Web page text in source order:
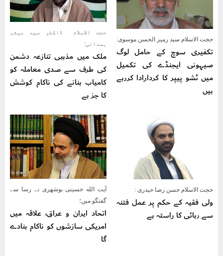
حجت الاسلام سید رمیز الحسن موسوی:
تکفیری سوچ کے حامل لوگ
صیہونی ایجنڈے کی تکمیل
میں ٹشو پیپر کا کردارادا کررہے
ہیں
حجت الاسلام ڈاکٹر سید میثم
ہمدانی:
ملک میں مذہبی تنازعہ دشمن
کی طرف سے صدی معاملہ کو
کامیاب بنانے کی ناکام کوشش
کا جز ہے
حجت الاسلام حسن رضا حیدری :
ولی فقیہ کے حکم پر عمل فتنہ
سے رہائی کا راستہ ہے
آیت الله حسینی بوشهری نے رسا سے
گفتگو میں؛
اتحاد ایران و عراق، علاقہ میں
امریکی سازشوں کو ناکام بنادے
گا